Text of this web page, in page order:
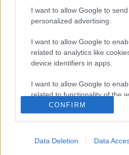
I want to allow Google to
personalized advertising.
I want to allow Google to
related to analytics like
device identifiers in apps.
I want to allow Google to
related to functionality of the
I want to allow Google to
I want to allow Google to
CONFIRM
Data Deletion Data
Microsoft Színházban 2022.
szakember az Eufóriacímű HBO-
operatőri munkájáért részesült
akadémia elismerésében. Fotó: AFP
OPERATŐR RÉV MARCELL